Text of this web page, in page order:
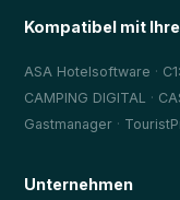
Kompatibel mit
ASA Hotelsoftware ·
CAMPING DIGITAL ·
Gastmanager ·
Unternehmen